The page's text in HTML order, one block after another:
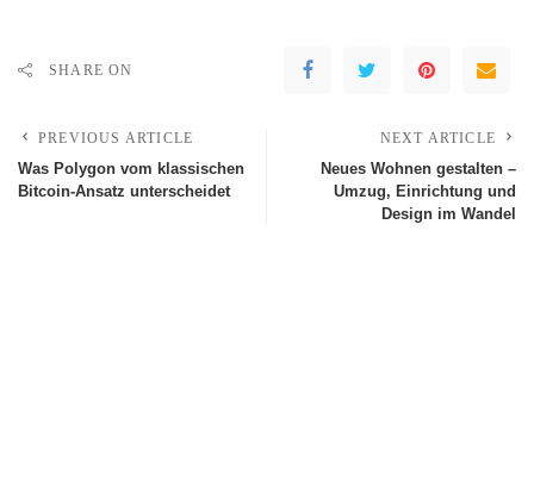
SHARE ON
PREVIOUS ARTICLE
Was Polygon vom klassischen
Bitcoin-Ansatz unterscheidet
NEXT ARTICLE
Neues Wohnen gestalten –
Umzug, Einrichtung und
Design im Wandel